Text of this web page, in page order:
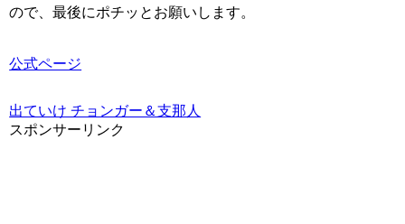
ので、最後にポチッとお願いします。
公式ページ
出ていけ チョンガー＆支那人
スポンサーリンク